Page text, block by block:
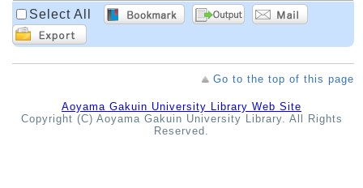
Select All
Go to the top of this page
Aoyama Gakuin University Library Web Site
Copyright (C) Aoyama Gakuin University Library. All Rights
Reserved.